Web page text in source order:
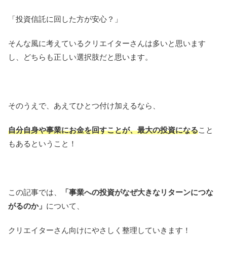
「投資信託に回した方が安心？」
そんな風に考えているクリエイターさんは多いと思います
し、どちらも正しい選択肢だと思います。
そのうえで、あえてひとつ付け加えるなら、
自分自身や事業にお金を回すことが、最大の投資になること
もあるということ！
この記事では、
「事業への投資がなぜ大きなリターンにつな
がるのか」 について、
クリエイターさん向けにやさしく整理していきます！